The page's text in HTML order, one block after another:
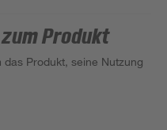
Produkt
Produkt, seine Nutzung